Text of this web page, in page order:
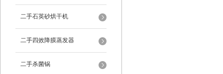
二手石英砂烘干机
二手四效降膜蒸发器
二手杀菌锅